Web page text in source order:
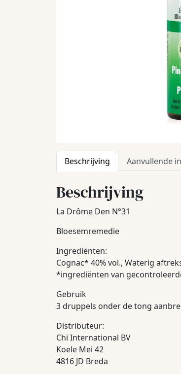
Beschrijving Aanvullende
Beschrijving
La Drôme Den N°31
Bloesemremedie
Ingrediënten:
Cognac* 40% vol., Waterig
*ingrediënten van
Gebruik
3 druppels onder de tong
Distributeur:
Chi International BV
Koele Mei 42
4816 JD Breda